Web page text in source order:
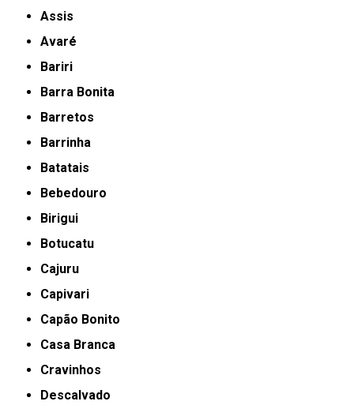
Assis
Avaré
Bariri
Barra Bonita
Barretos
Barrinha
Batatais
Bebedouro
Birigui
Botucatu
Cajuru
Capivari
Capão Bonito
Casa Branca
Cravinhos
Descalvado